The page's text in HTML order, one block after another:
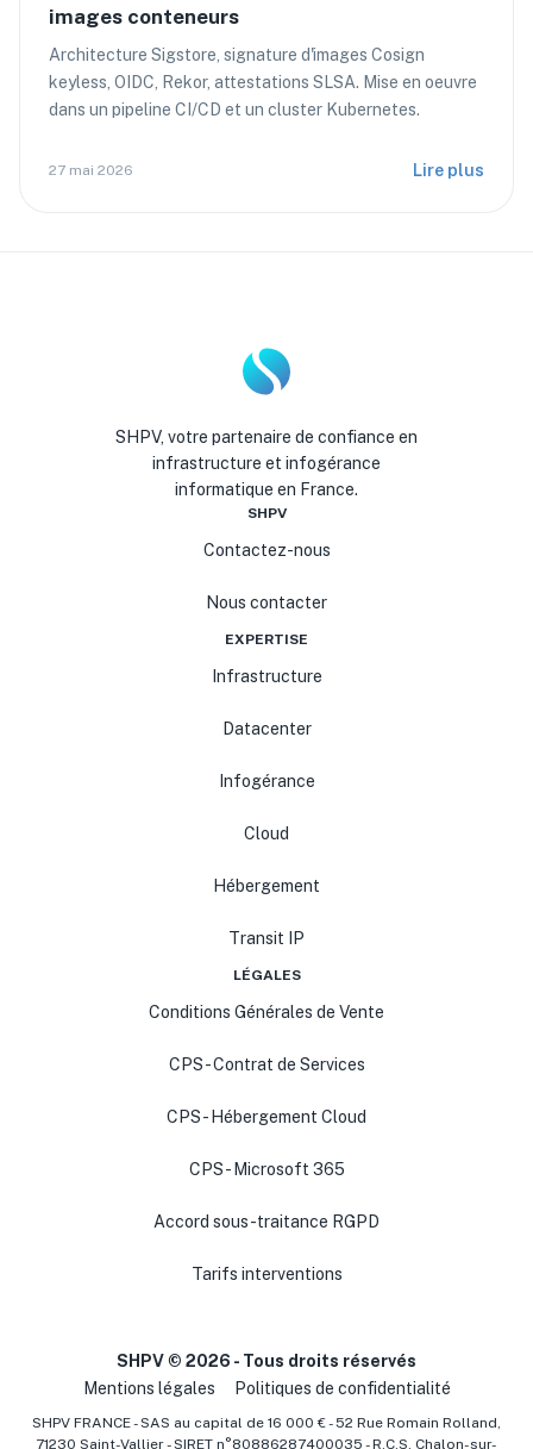
images conteneurs
Architecture Sigstore, signature d'images Cosign
keyless, OIDC, Rekor, attestations SLSA. Mise en oeuvre
dans un pipeline CI/CD et un cluster Kubernetes.
27 mai 2026 Lire plus
SHPV, votre partenaire de confiance en
infrastructure et infogérance
informatique en France.
SHPV
Contactez-nous
Nous contacter
EXPERTISE
Infrastructure
Datacenter
Infogérance
Cloud
Hébergement
Transit IP
LÉGALES
Conditions Générales de Vente
CPS - Contrat de Services
CPS - Hébergement Cloud
CPS - Microsoft 365
Accord sous-traitance RGPD
Tarifs interventions
SHPV © 2026 - Tous droits réservés
Mentions légales
Politiques de confidentialité
SHPV FRANCE - SAS au capital de 16 000 € - 52 Rue Romain Rolland,
71230 Saint-Vallier - SIRET n°80886287400035 - R.C.S. Chalon-sur-